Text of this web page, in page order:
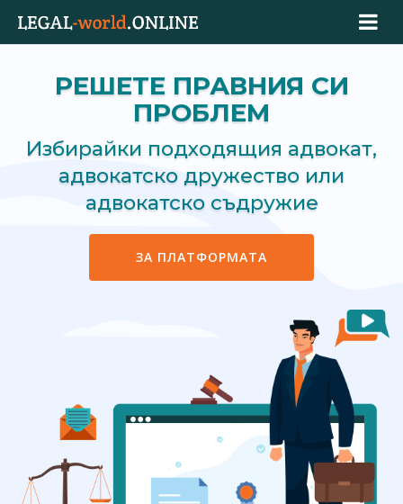
РЕШЕТЕ ПРАВНИЯ СИ
ПРОБЛЕМ
Избирайки подходящия адвокат,
адвокатско дружество или
адвокатско съдружие
ЗА ПЛАТФОРМАТА